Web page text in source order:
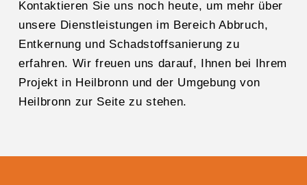
Kontaktieren Sie uns noch heute, um mehr über
unsere Dienstleistungen im Bereich Abbruch,
Entkernung und Schadstoffsanierung zu
erfahren. Wir freuen uns darauf, Ihnen bei Ihrem
Projekt in Heilbronn und der Umgebung von
Heilbronn zur Seite zu stehen.